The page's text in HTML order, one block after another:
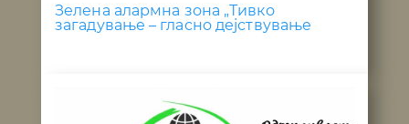
Зелена алармна зона „Тивко
загадување – гласно дејствување